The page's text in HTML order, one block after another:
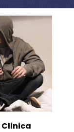
Clinica